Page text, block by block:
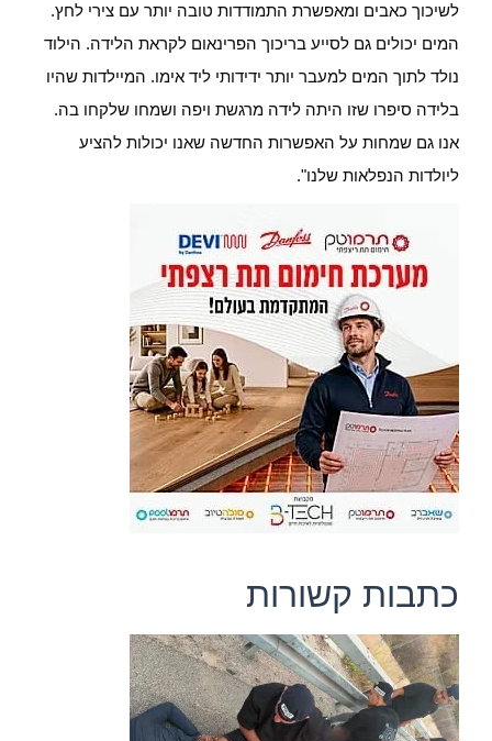
לשיכוך כאבים ומאפשרת התמודדות טובה יותר עם צירי לחץ.
המים יכולים גם לסייע בריכוך הפרינאום לקראת הלידה. הילוד
נולד לתוך המים למעבר יותר ידידותי ליד אימו. המיילדות שהיו
בלידה סיפרו שזו היתה לידה מרגשת ויפה ושמחו שלקחו בה.
אנו גם שמחות על האפשרות החדשה שאנו יכולות להציע
ליולדות הנפלאות שלנו".
כתבות קשורות